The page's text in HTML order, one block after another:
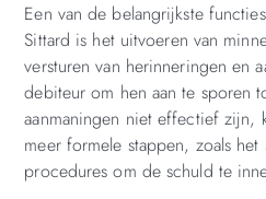
Een van de belangrijkste
Sittard is het uitvoeren van
versturen van herinneringen en
debiteur om hen aan te sporen
aanmaningen niet effectief zijn,
meer formele stappen, zoals
procedures om de schuld te